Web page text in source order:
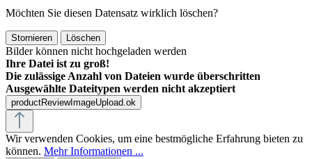
Möchten Sie diesen Datensatz wirklich löschen?
Stornieren Löschen
Bilder können nicht hochgeladen werden
Ihre Datei ist zu groß!
Die zulässige Anzahl von Dateien wurde überschritten
Ausgewählte Dateitypen werden nicht akzeptiert
productReviewImageUpload.ok
Wir verwenden Cookies, um eine bestmögliche Erfahrung bieten zu
können. Mehr Informationen ...